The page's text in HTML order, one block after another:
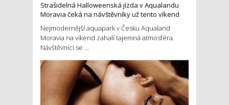
Strašidelná Halloweenská jízda v Aqualandu
Moravia čeká na návštěvníky už tento víkend
Nejmodernější aquapark v Česku Aqualand
Moravia na víkend zahalí tajemná atmosféra.
Návštěvníci se ...